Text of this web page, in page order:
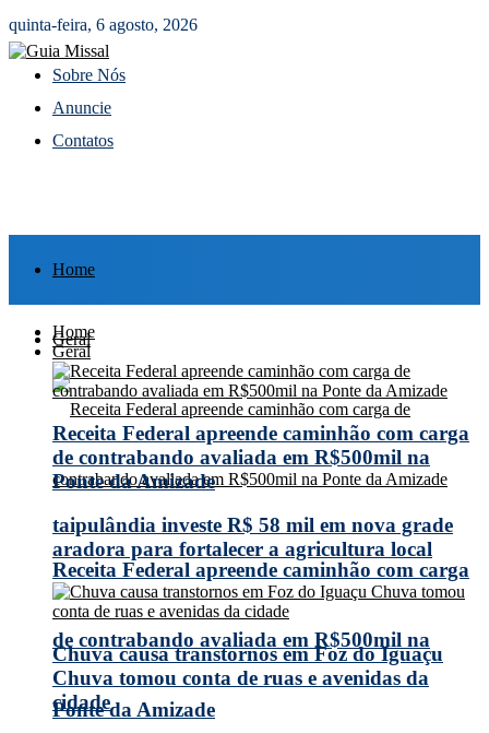
quinta-feira, 6 agosto, 2026
Sobre Nós
Anuncie
Contatos
Home
Geral
Receita Federal apreende caminhão com carga
de contrabando avaliada em R$500mil na
Ponte da Amizade
Home
Geral
Receita Federal apreende caminhão com carga
de contrabando avaliada em R$500mil na
Ponte da Amizade
taipulândia investe R$ 58 mil em nova grade
aradora para fortalecer a agricultura local
Chuva causa transtornos em Foz do Iguaçu
Chuva tomou conta de ruas e avenidas da
cidade